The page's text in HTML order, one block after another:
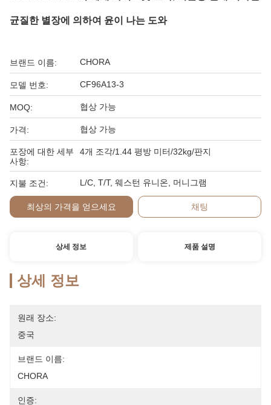
균질한 별장에 의하여 윤이 나는 도와
브랜드 이름: CHORA
모델 번호: CF96A13-3
MOQ: 협상 가능
가격: 협상 가능
포장에 대한 세부
사항:
4개 조각/1.44 평방 미터/32kg/판지
지불 조건: L/C, T/T, 웨스턴 유니온, 머니그램
최상의 가격을 얻으세요 채팅
상세 정보 제품 설명
상세 정보
원래 장소:
중국
브랜드 이름:
CHORA
인증: